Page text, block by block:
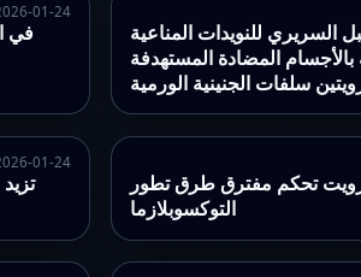
01-24
السريري للنويدات المناعية
بالأجسام المضادة المستهدفة
سلفات الجنينية الورمية
01-24
تحكم مفترق طرق تطور
التوكسوبلازما